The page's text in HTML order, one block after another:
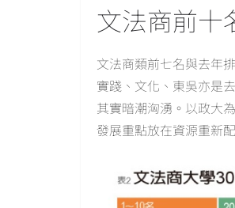
文法商前十
文法商類前七名與去年
實踐、文化、東吳亦是
其實暗潮洶湧。以政大
發展重點放在資源重新